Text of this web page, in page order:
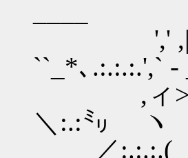
',' ,| `,ィ
``_*､.:.:.:.',` - _
,ィ><-ｨ
＼:.:㍉ ヽ
／